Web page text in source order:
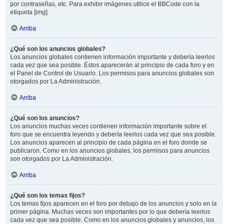
por contraseñas, etc. Para exhibir imágenes utilice el BBCode con la
etiqueta [img].
Arriba
¿Qué son los anuncios globales?
Los anuncios globales contienen información importante y debería leerlos
cada vez que sea posible. Éstos aparecerán al principio de cada foro y en
el Panel de Control de Usuario. Los permisos para anuncios globales son
otorgados por La Administración.
Arriba
¿Qué son los anuncios?
Los anuncios muchas veces contienen información importante sobre el
foro que se encuentra leyendo y debería leerlos cada vez que sea posible.
Los anuncios aparecen al principio de cada página en el foro donde se
publicaron. Como en los anuncios globales, los permisos para anuncios
son otorgados por La Administración.
Arriba
¿Qué son los temas fijos?
Los temas fijos aparecen en el foro por debajo de los anuncios y solo en la
primer página. Muchas veces son importantes por lo que debería leerlos
cada vez que sea posible. Como en los anuncios globales y anuncios, los